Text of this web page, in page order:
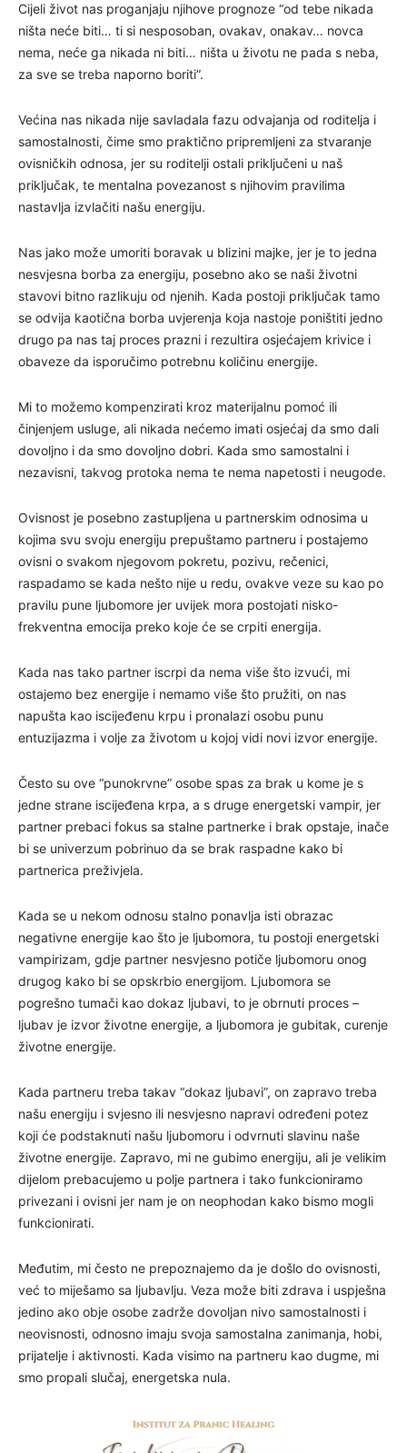
Cijeli život nas proganjaju njihove prognoze “od tebe nikada
ništa neće biti… ti si nesposoban, ovakav, onakav… novca
nema, neće ga nikada ni biti… ništa u životu ne pada s neba,
za sve se treba naporno boriti”.
Većina nas nikada nije savladala fazu odvajanja od roditelja i
samostalnosti, čime smo praktično pripremljeni za stvaranje
ovisničkih odnosa, jer su roditelji ostali priključeni u naš
priključak, te mentalna povezanost s njihovim pravilima
nastavlja izvlačiti našu energiju.
Nas jako može umoriti boravak u blizini majke, jer je to jedna
nesvjesna borba za energiju, posebno ako se naši životni
stavovi bitno razlikuju od njenih. Kada postoji priključak tamo
se odvija kaotična borba uvjerenja koja nastoje poništiti jedno
drugo pa nas taj proces prazni i rezultira osjećajem krivice i
obaveze da isporučimo potrebnu količinu energije.
Mi to možemo kompenzirati kroz materijalnu pomoć ili
činjenjem usluge, ali nikada nećemo imati osjećaj da smo dali
dovoljno i da smo dovoljno dobri. Kada smo samostalni i
nezavisni, takvog protoka nema te nema napetosti i neugode.
Ovisnost je posebno zastupljena u partnerskim odnosima u
kojima svu svoju energiju prepuštamo partneru i postajemo
ovisni o svakom njegovom pokretu, pozivu, rečenici,
raspadamo se kada nešto nije u redu, ovakve veze su kao po
pravilu pune ljubomore jer uvijek mora postojati nisko-
frekventna emocija preko koje će se crpiti energija.
Kada nas tako partner iscrpi da nema više što izvući, mi
ostajemo bez energije i nemamo više što pružiti, on nas
napušta kao iscijeđenu krpu i pronalazi osobu punu
entuzijazma i volje za životom u kojoj vidi novi izvor energije.
Često su ove “punokrvne” osobe spas za brak u kome je s
jedne strane iscijeđena krpa, a s druge energetski vampir, jer
partner prebaci fokus sa stalne partnerke i brak opstaje, inače
bi se univerzum pobrinuo da se brak raspadne kako bi
partnerica preživjela.
Kada se u nekom odnosu stalno ponavlja isti obrazac
negativne energije kao što je ljubomora, tu postoji energetski
vampirizam, gdje partner nesvjesno potiče ljubomoru onog
drugog kako bi se opskrbio energijom. Ljubomora se
pogrešno tumači kao dokaz ljubavi, to je obrnuti proces –
ljubav je izvor životne energije, a ljubomora je gubitak, curenje
životne energije.
Kada partneru treba takav “dokaz ljubavi”, on zapravo treba
našu energiju i svjesno ili nesvjesno napravi određeni potez
koji će podstaknuti našu ljubomoru i odvrnuti slavinu naše
životne energije. Zapravo, mi ne gubimo energiju, ali je velikim
dijelom prebacujemo u polje partnera i tako funkcioniramo
privezani i ovisni jer nam je on neophodan kako bismo mogli
funkcionirati.
Međutim, mi često ne prepoznajemo da je došlo do ovisnosti,
već to miješamo sa ljubavlju. Veza može biti zdrava i uspješna
jedino ako obje osobe zadrže dovoljan nivo samostalnosti i
neovisnosti, odnosno imaju svoja samostalna zanimanja, hobi,
prijatelje i aktivnosti. Kada visimo na partneru kao dugme, mi
smo propali slučaj, energetska nula.